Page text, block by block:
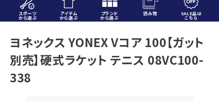
スポーツ
から選ぶ
アイテム
から選ぶ
ブランド
から選ぶ
読み物 SALE品は
こちら
ACCOUNT MENU
ようこそ ゲスト 様
meeting_room ログイン
ヨネックス YONEX Vコア 100【ガット
別売】硬式ラケット テニス 08VC100-
338